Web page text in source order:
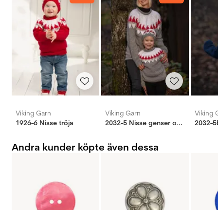
Viking Garn
1926-6 Nisse tröja
Viking Garn
2032-5 Nisse genser og lue
Viking
Andra kunder köpte även dessa